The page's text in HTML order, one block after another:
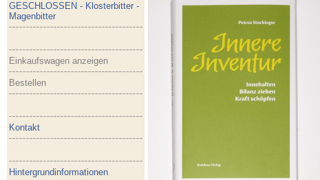
GESCHLOSSEN - Klosterbitter -
Magenbitter
Einkaufswagen anzeigen
Bestellen
Kontakt
Hintergrundinformationen